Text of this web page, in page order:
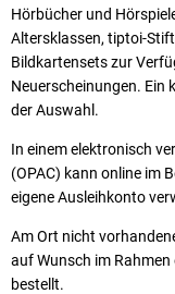
Hörbücher und
Altersklassen, tiptoi-
Bildkartensets zur
Neuerscheinungen. Ein
der Auswahl.
In einem elektronisch
(OPAC) kann online im
eigene Ausleihkonto
Am Ort nicht
auf Wunsch im
bestellt.